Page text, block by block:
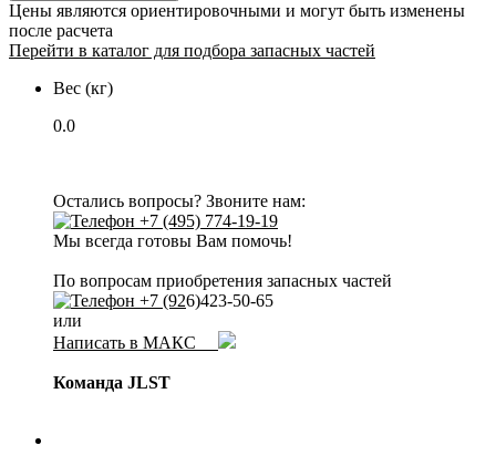
Цены являются ориентировочными и могут быть изменены
после расчета
Перейти в каталог для подбора запасных частей
Вес (кг)
0.0
Остались вопросы? Звоните нам:
+7 (495) 774-19-19
Мы всегда готовы Вам помочь!
По вопросам приобретения запасных частей
+7 (926)423-50-65
или
Написать в МАКС
Команда JLST